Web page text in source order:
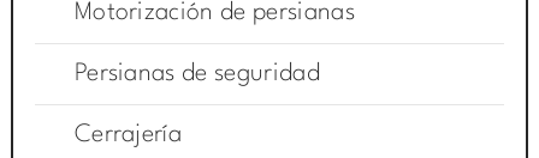
Motorización de persianas
Persianas de seguridad
Cerrajería